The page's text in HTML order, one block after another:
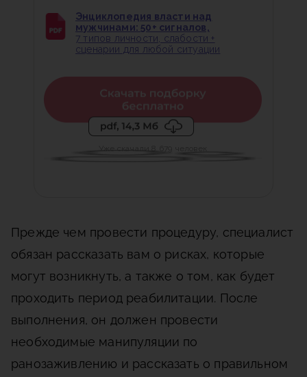
Энциклопедия власти над
мужчинами: 50+ сигналов,
7 типов личности, слабости +
сценарии для любой ситуации
Прежде чем провести процедуру, специалист
обязан рассказать вам о рисках, которые
могут возникнуть, а также о том, как будет
проходить период реабилитации. После
выполнения, он должен провести
необходимые манипуляции по
ранозаживлению и рассказать о правильном